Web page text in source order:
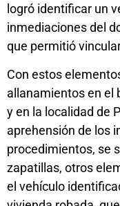
logró identificar un
inmediaciones del
que permitió
Con estos
allanamientos en el
y en la localidad de
aprehensión de los
procedimientos, se
zapatillas, otros
el vehículo